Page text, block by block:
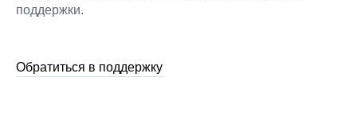
поддержки.
Обратиться в поддержку